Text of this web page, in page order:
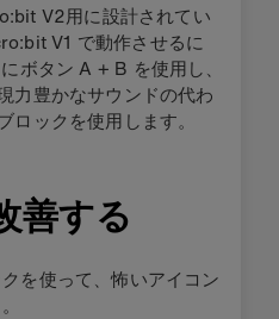
V2用に設計されてい
V1 で動作させるに
ボタン A + B を使用し、
力豊かなサウンドの代わ
ロックを使用します。
善する
を使って、怖いアイコン